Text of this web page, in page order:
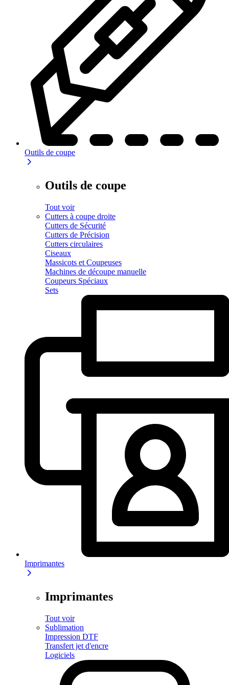
Outils de coupe
Outils de coupe
Tout voir
Cutters à coupe droite
Cutters de Sécurité
Cutters de Précision
Cutters circulaires
Ciseaux
Massicots et Coupeuses
Machines de découpe manuelle
Coupeurs Spéciaux
Sets
Imprimantes
Imprimantes
Tout voir
Sublimation
Impression DTF
Transfert jet d'encre
Logiciels